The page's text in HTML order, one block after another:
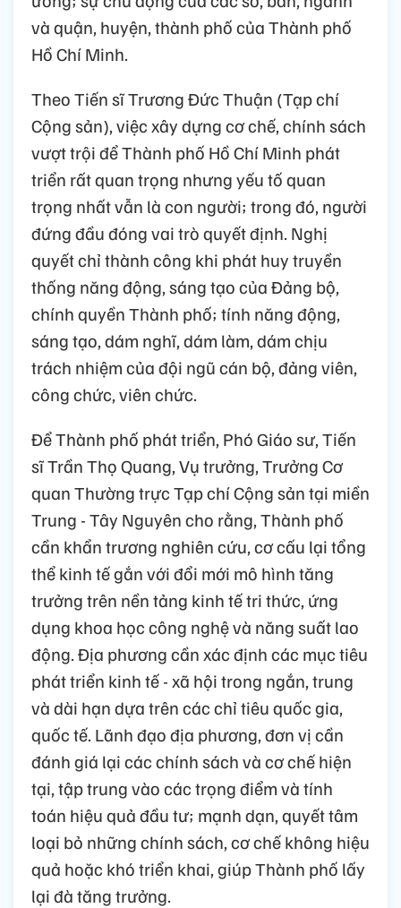
và quận, huyện, thành phố của Thành phố
Hồ Chí Minh.
Theo Tiến sĩ Trương Đức Thuận (Tạp chí
Cộng sản), việc xây dựng cơ chế, chính sách
vượt trội để Thành phố Hồ Chí Minh phát
triển rất quan trọng nhưng yếu tố quan
trọng nhất vẫn là con người; trong đó, người
đứng đầu đóng vai trò quyết định. Nghị
quyết chỉ thành công khi phát huy truyền
thống năng động, sáng tạo của Đảng bộ,
chính quyền Thành phố; tính năng động,
sáng tạo, dám nghĩ, dám làm, dám chịu
trách nhiệm của đội ngũ cán bộ, đảng viên,
công chức, viên chức.
Để Thành phố phát triển, Phó Giáo sư, Tiến
sĩ Trần Thọ Quang, Vụ trưởng, Trưởng Cơ
quan Thường trực Tạp chí Cộng sản tại miền
Trung - Tây Nguyên cho rằng, Thành phố
cần khẩn trương nghiên cứu, cơ cấu lại tổng
thể kinh tế gắn với đổi mới mô hình tăng
trưởng trên nền tảng kinh tế tri thức, ứng
dụng khoa học công nghệ và năng suất lao
động. Địa phương cần xác định các mục tiêu
phát triển kinh tế - xã hội trong ngắn, trung
và dài hạn dựa trên các chỉ tiêu quốc gia,
quốc tế. Lãnh đạo địa phương, đơn vị cần
đánh giá lại các chính sách và cơ chế hiện
tại, tập trung vào các trọng điểm và tính
toán hiệu quả đầu tư; mạnh dạn, quyết tâm
loại bỏ những chính sách, cơ chế không hiệu
quả hoặc khó triển khai, giúp Thành phố lấy
lại đà tăng trưởng.